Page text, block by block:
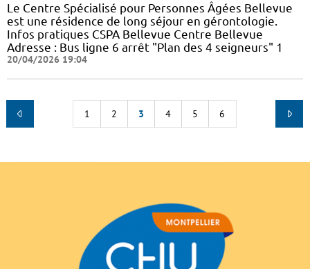
Le Centre Spécialisé pour Personnes Âgées Bellevue
est une résidence de long séjour en gérontologie.
Infos pratiques CSPA Bellevue Centre Bellevue
Adresse : Bus ligne 6 arrêt "Plan des 4 seigneurs" 1
20/04/2026 19:04
1 2 3 4 5 6